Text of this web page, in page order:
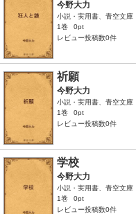
今野大力
小説・実用書、青空文庫
1巻
0pt
レビュー投稿数0件
祈願
今野大力
小説・実用書、青空文庫
1巻
0pt
レビュー投稿数0件
学校
今野大力
小説・実用書、青空文庫
1巻
0pt
レビュー投稿数0件